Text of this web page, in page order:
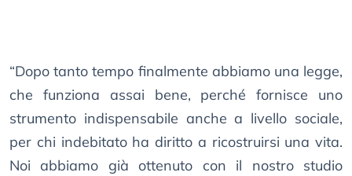
“Dopo tanto tempo finalmente abbiamo una legge,
che funziona assai bene, perché fornisce uno
strumento indispensabile anche a livello sociale,
per chi indebitato ha diritto a ricostruirsi una vita.
Noi abbiamo già ottenuto con il nostro studio